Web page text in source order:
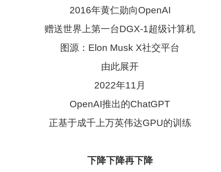
2016年黄仁勋向OpenAI
赠送世界上第一台DGX-1超级计算机
图源：Elon Musk X社交平台
由此展开
2022年11月
OpenAI推出的ChatGPT
正基于成千上万英伟达GPU的训练
下降下降再下降